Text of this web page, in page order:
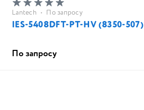
Lantech • По запросу
IES-5408DFT-PT-HV (8350-507)
По запросу